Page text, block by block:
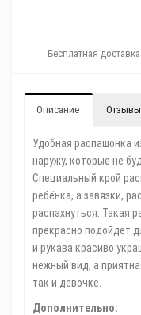
Бесплатная
Описание Отзывы
Удобная распашонка
наружу, которые не
Специальный крой
ребёнка, а завязки,
распахнуться. Такая
прекрасно подойдет
и рукава красиво
нежный вид, а
так и девочке.
Дополнительно: